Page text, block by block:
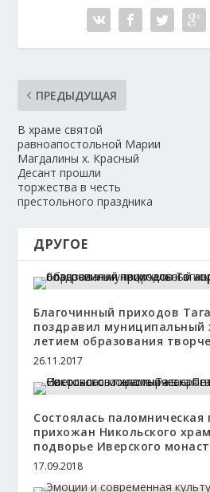
ПРЕДЫДУЩАЯ
В храме святой
равноапостольной Марии
Магдалины х. Красный
Десант прошли
торжества в честь
престольного праздника
ДРУГОЕ
Благочинный приходов
поздравил муниципальный
летием образования
26.11.2017
Состоялась паломническая
прихожан Никольского
подворье Иверского
17.09.2018